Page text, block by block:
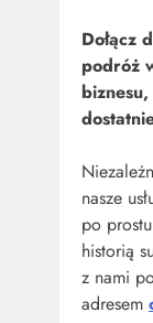
Dołącz
podróż
nasze
po
historią
z nami
adresem